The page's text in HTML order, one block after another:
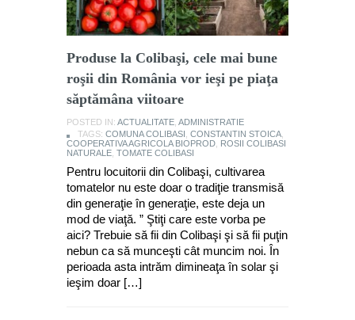
Produse la Colibaşi, cele mai bune
roşii din România vor ieşi pe piaţa
săptămâna viitoare
POSTED IN: ACTUALITATE ADMINISTRATIE
TAGS: COMUNA COLIBASI CONSTANTIN STOICA
COOPERATIVA AGRICOLA BIOPROD ROSII COLIBASI
NATURALE TOMATE COLIBASI
Pentru locuitorii din Colibaşi, cultivarea
tomatelor nu este doar o tradiţie transmisă
din generaţie în generaţie, este deja un
mod de viaţă. ” Ştiţi care este vorba pe
aici? Trebuie să fii din Colibaşi şi să fii puţin
nebun ca să munceşti cât muncim noi. În
perioada asta intrăm dimineaţa în solar şi
ieşim doar […]